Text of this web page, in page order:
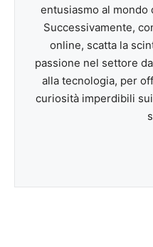
entusiasmo al
Successivamente,
online, scatta la
passione nel settore
alla tecnologia, per
curiosità imperdibili